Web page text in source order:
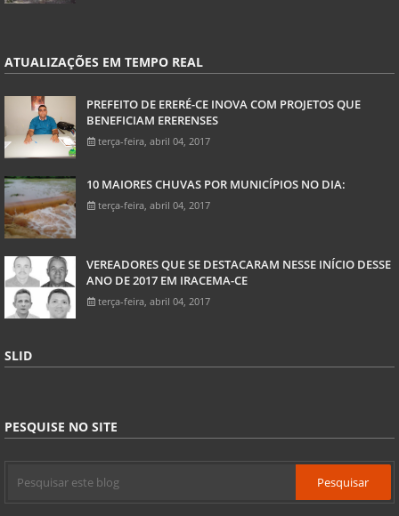
ATUALIZAÇÕES EM TEMPO REAL
PREFEITO DE ERERÉ-CE INOVA COM PROJETOS QUE
BENEFICIAM ERERENSES
terça-feira, abril 04, 2017
10 MAIORES CHUVAS POR MUNICÍPIOS NO DIA:
terça-feira, abril 04, 2017
VEREADORES QUE SE DESTACARAM NESSE INÍCIO DESSE
ANO DE 2017 EM IRACEMA-CE
terça-feira, abril 04, 2017
SLID
PESQUISE NO SITE